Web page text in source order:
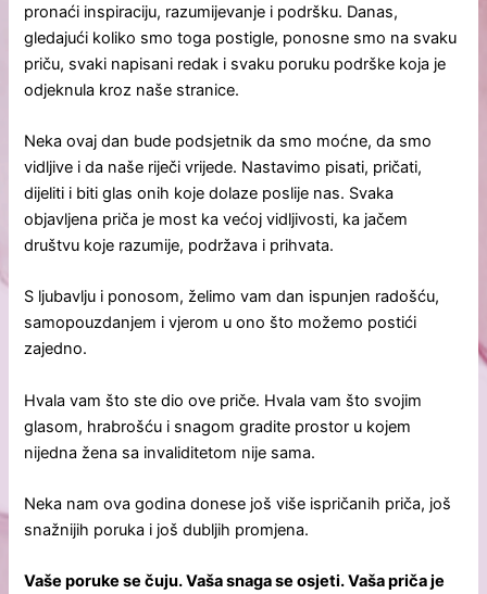
pronaći inspiraciju, razumijevanje i podršku. Danas,
gledajući koliko smo toga postigle, ponosne smo na svaku
priču, svaki napisani redak i svaku poruku podrške koja je
odjeknula kroz naše stranice.
Neka ovaj dan bude podsjetnik da smo moćne, da smo
vidljive i da naše riječi vrijede. Nastavimo pisati, pričati,
dijeliti i biti glas onih koje dolaze poslije nas. Svaka
objavljena priča je most ka većoj vidljivosti, ka jačem
društvu koje razumije, podržava i prihvata.
S ljubavlju i ponosom, želimo vam dan ispunjen radošću,
samopouzdanjem i vjerom u ono što možemo postići
zajedno.
Hvala vam što ste dio ove priče. Hvala vam što svojim
glasom, hrabrošću i snagom gradite prostor u kojem
nijedna žena sa invaliditetom nije sama.
Neka nam ova godina donese još više ispričanih priča, još
snažnijih poruka i još dubljih promjena.
Vaše poruke se čuju. Vaša snaga se osjeti. Vaša priča je